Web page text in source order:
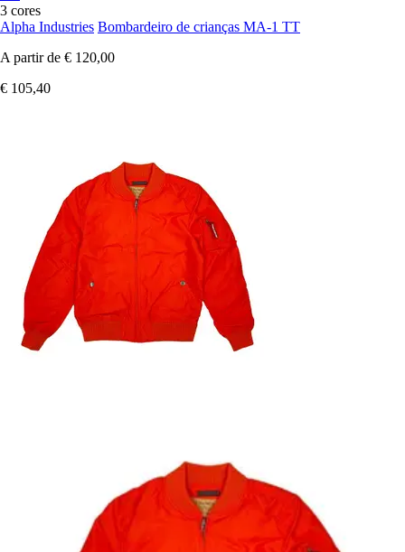
3 cores
Alpha Industries Bombardeiro de crianças MA-1 TT
A partir de € 120,00
€ 105,40